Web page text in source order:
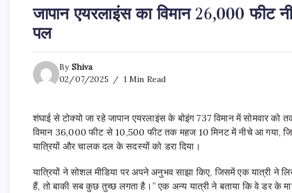
जापान एयरलाइंस का विमान 26,000 फीट
पल
By Shiva
02/07/2025
1 Min Read
शंघाई से टोक्यो जा रहे जापान एयरलाइंस के बोइंग 737 विमान में सोमवार
विमान 36,000 फीट से 10,500 फीट तक महज 10 मिनट में नीचे आ गया,
यात्रियों और चालक दल के सदस्यों को डरा दिया।
यात्रियों ने सोशल मीडिया पर अपने अनुभव साझा किए, जिसमें एक यात्री
हैं, तो बाकी सब कुछ तुच्छ लगता है।” एक अन्य यात्री ने बताया कि वे डर के